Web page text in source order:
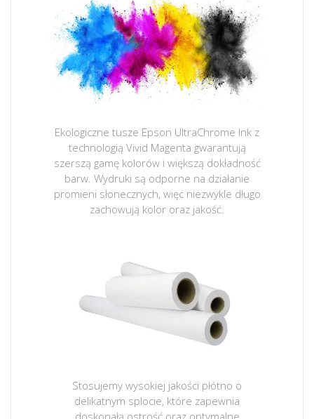
Ekologiczne tusze Epson UltraChrome Ink z
technologią Vivid Magenta gwarantują
szerszą gamę kolorów i większą dokładność
barw. Wydruki są odporne na działanie
promieni słonecznych, więc niezwykle długo
zachowują kolor oraz jakość.
Stosujemy wysokiej jakości płótno o
delikatnym splocie, które zapewnia